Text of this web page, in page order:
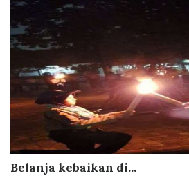
Belanja kebaikan di...